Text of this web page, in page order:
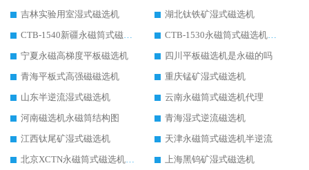
吉林实验用室湿式磁选机
湖北钛铁矿湿式磁选机
CTB-1540新疆永磁筒式磁选机
CTB-1530永磁筒式磁选机代理商
宁夏永磁高梯度平板磁选机
四川平板磁选机是永磁的吗
青海平板式高强磁磁选机
重庆锰矿湿式磁选机
山东半逆流湿式磁选机
云南永磁筒式磁选机代理
河南磁选机永磁筒结构图
青海湿式逆流磁选机
江西钛尾矿湿式磁选机
天津永磁筒式磁选机半逆流
北京XCTN永磁筒式磁选机磁块位置
上海黑钨矿湿式磁选机